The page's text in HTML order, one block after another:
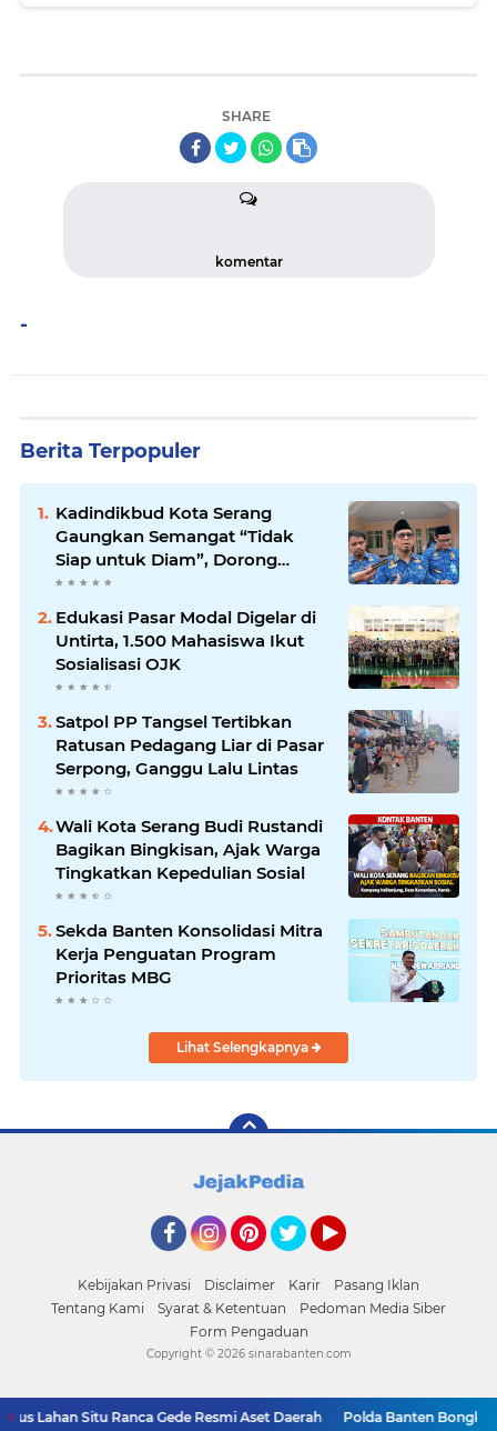
SHARE
komentar
-
Berita Terpopuler
Kadindikbud Kota Serang
Gaungkan Semangat “Tidak
Siap untuk Diam”, Dorong
Layanan Lebih Responsif
Edukasi Pasar Modal Digelar di
Untirta, 1.500 Mahasiswa Ikut
Sosialisasi OJK
Satpol PP Tangsel Tertibkan
Ratusan Pedagang Liar di Pasar
Serpong, Ganggu Lalu Lintas
Wali Kota Serang Budi Rustandi
Bagikan Bingkisan, Ajak Warga
Tingkatkan Kepedulian Sosial
Sekda Banten Konsolidasi Mitra
Kerja Penguatan Program
Prioritas MBG
Lihat Selengkapnya
Kebijakan Privasi Disclaimer Karir
Pasang Iklan
Tentang Kami
Syarat & Ketentuan
Pedoman Media Siber
Form Pengaduan
Lahan Situ Ranca Gede Resmi Aset Daerah Polda Banten Bongkar
Copyright © 2026 sinarabanten.com